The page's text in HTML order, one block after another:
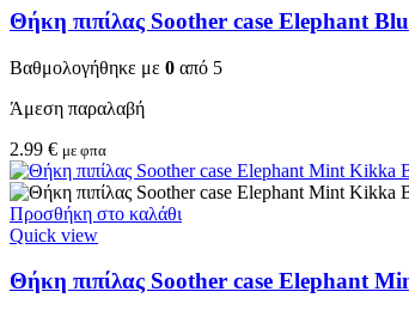
Θήκη πιπίλας Soother case Elephant
Βαθμολογήθηκε με 0 από 5
Άμεση παραλαβή
2.99 € με φπα
Προσθήκη στο καλάθι
Quick view
Θήκη πιπίλας Soother case Elephant